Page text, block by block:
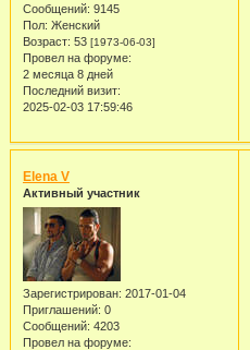
Сообщений: 9145
Пол: Женский
Возраст: 53 [1973-06-03]
Провел на форуме:
2 месяца 8 дней
Последний визит:
2025-02-03 17:59:46
Elena V
Активный участник
Зарегистрирован: 2017-01-04
Приглашений: 0
Сообщений: 4203
Провел на форуме: